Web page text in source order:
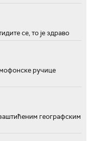
се, то је здраво
ручице
географским